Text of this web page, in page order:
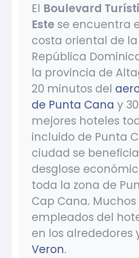
El Boulevard
Este se encuentra
costa oriental de la
República
la provincia de
20 minutos del
de Punta Cana y
mejores hoteles
incluido de Punta
ciudad se
desglose
toda la zona de
Cap Cana. Muchos
empleados del
en los alrededores
Veron.